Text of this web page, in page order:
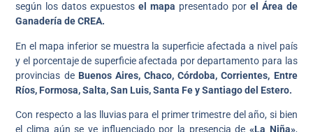
según los datos expuestosel mapa presentado por el Área de
Ganadería de CREA.
En el mapa inferior se muestra la superficie afectada a nivel país
y el porcentaje de superficie afectada por departamento para las
provincias de Buenos Aires, Chaco, Córdoba, Corrientes, Entre
Ríos, Formosa, Salta, San Luis, Santa Fe y Santiago del Estero.
Con respecto a las lluvias para el primer trimestre del año, si bien
el clima aún se ve influenciado por la presencia de «La Niña»,